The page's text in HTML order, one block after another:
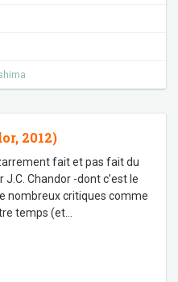
2012)
fait et pas fait du
J.C. Chandor -dont c’est le
nombreux critiques comme
temps (et